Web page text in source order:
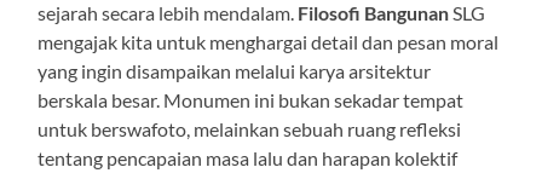
sejarah secara lebih mendalam. Filosofi Bangunan SLG
mengajak kita untuk menghargai detail dan pesan moral
yang ingin disampaikan melalui karya arsitektur
berskala besar. Monumen ini bukan sekadar tempat
untuk berswafoto, melainkan sebuah ruang refleksi
tentang pencapaian masa lalu dan harapan kolektif